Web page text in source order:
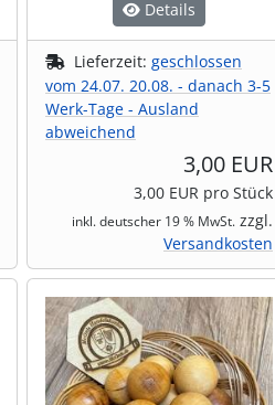
Details
Lieferzeit: geschlossen
vom 24.07. 20.08. - danach 3-5
Werk-Tage - Ausland
abweichend
3,00 EUR
3,00 EUR pro Stück
inkl. deutscher 19 % MwSt. zzgl.
Versandkosten